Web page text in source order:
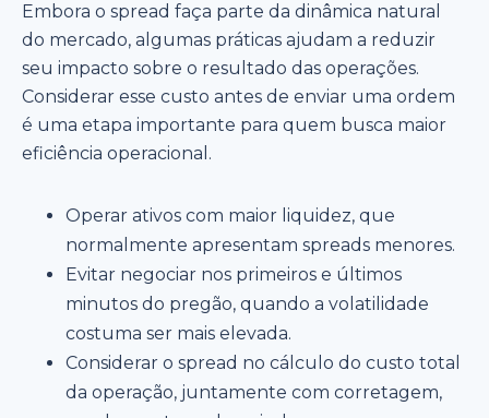
Embora o spread faça parte da dinâmica natural
do mercado, algumas práticas ajudam a reduzir
seu impacto sobre o resultado das operações.
Considerar esse custo antes de enviar uma ordem
é uma etapa importante para quem busca maior
eficiência operacional.
Operar ativos com maior liquidez, que
normalmente apresentam spreads menores.
Evitar negociar nos primeiros e últimos
minutos do pregão, quando a volatilidade
costuma ser mais elevada.
Considerar o spread no cálculo do custo total
da operação, juntamente com corretagem,